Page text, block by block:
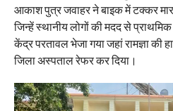
आकाश पुत्र जवाहर ने बाइक में टक्कर मार
जिन्हें स्थानीय लोगों की मदद से
केंद्र परतावल भेजा गया जहां रामज्ञा की
जिला अस्पताल रेफर कर दिया।